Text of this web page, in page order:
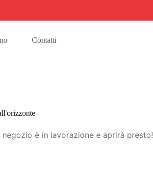
Contatti
è in lavorazione e aprirà presto!